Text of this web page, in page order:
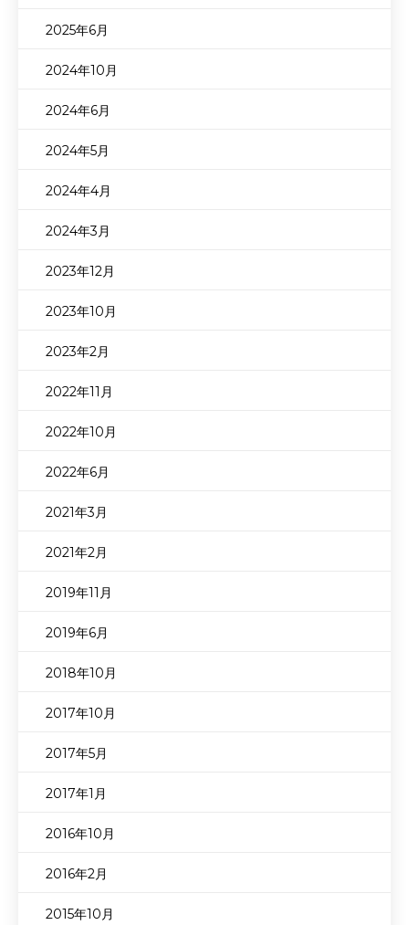
2025年6月
2024年10月
2024年6月
2024年5月
2024年4月
2024年3月
2023年12月
2023年10月
2023年2月
2022年11月
2022年10月
2022年6月
2021年3月
2021年2月
2019年11月
2019年6月
2018年10月
2017年10月
2017年5月
2017年1月
2016年10月
2016年2月
2015年10月